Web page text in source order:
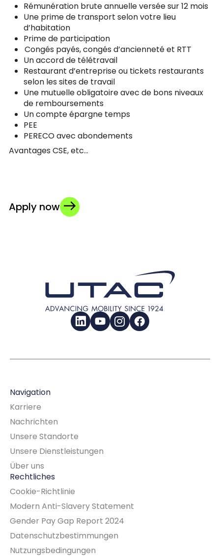
Rémunération brute annuelle versée sur 12 mois
Une prime de transport selon votre lieu
d’habitation
Prime de participation
Congés payés, congés d’ancienneté et RTT
Un accord de télétravail
Restaurant d’entreprise ou tickets restaurants
selon les sites de travail
Une mutuelle obligatoire avec de bons niveaux
de remboursements
Un compte épargne temps
PEE
PERECO avec abondements
Avantages CSE, etc…
Apply now
LinkedInYouTubeInstagramFacebook
Navigation
Karriere
Nachrichten
Unsere Standorte
Unsere Dienstleistungen
Über uns
Rechtliches
Cookie-Richtlinie
Modern Anti-Slavery Statement
Gender Pay Gap Report 2024
Datenschutzbestimmungen
Nutzungsbedingungen